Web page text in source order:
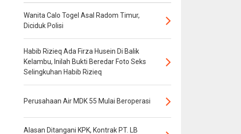
Wanita Calo Togel Asal Radom Timur,
Diciduk Polisi
Habib Rizieq Ada Firza Husein Di Balik
Kelambu, Inilah Bukti Beredar Foto Seks
Selingkuhan Habib Rizieq
Perusahaan Air MDK 55 Mulai Beroperasi
Alasan Ditangani KPK, Kontrak PT. LB